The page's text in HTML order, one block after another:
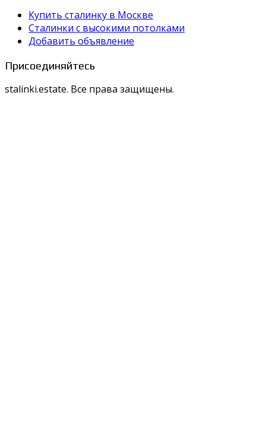
Купить сталинку в Москве
Cталинки с высокими потолками
Добавить объявление
Присоединяйтесь
stalinki.estate. Все права защищены.